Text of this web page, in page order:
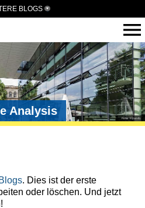
BLOGS
Analysis
. Dies ist der erste
oder löschen. Und jetzt